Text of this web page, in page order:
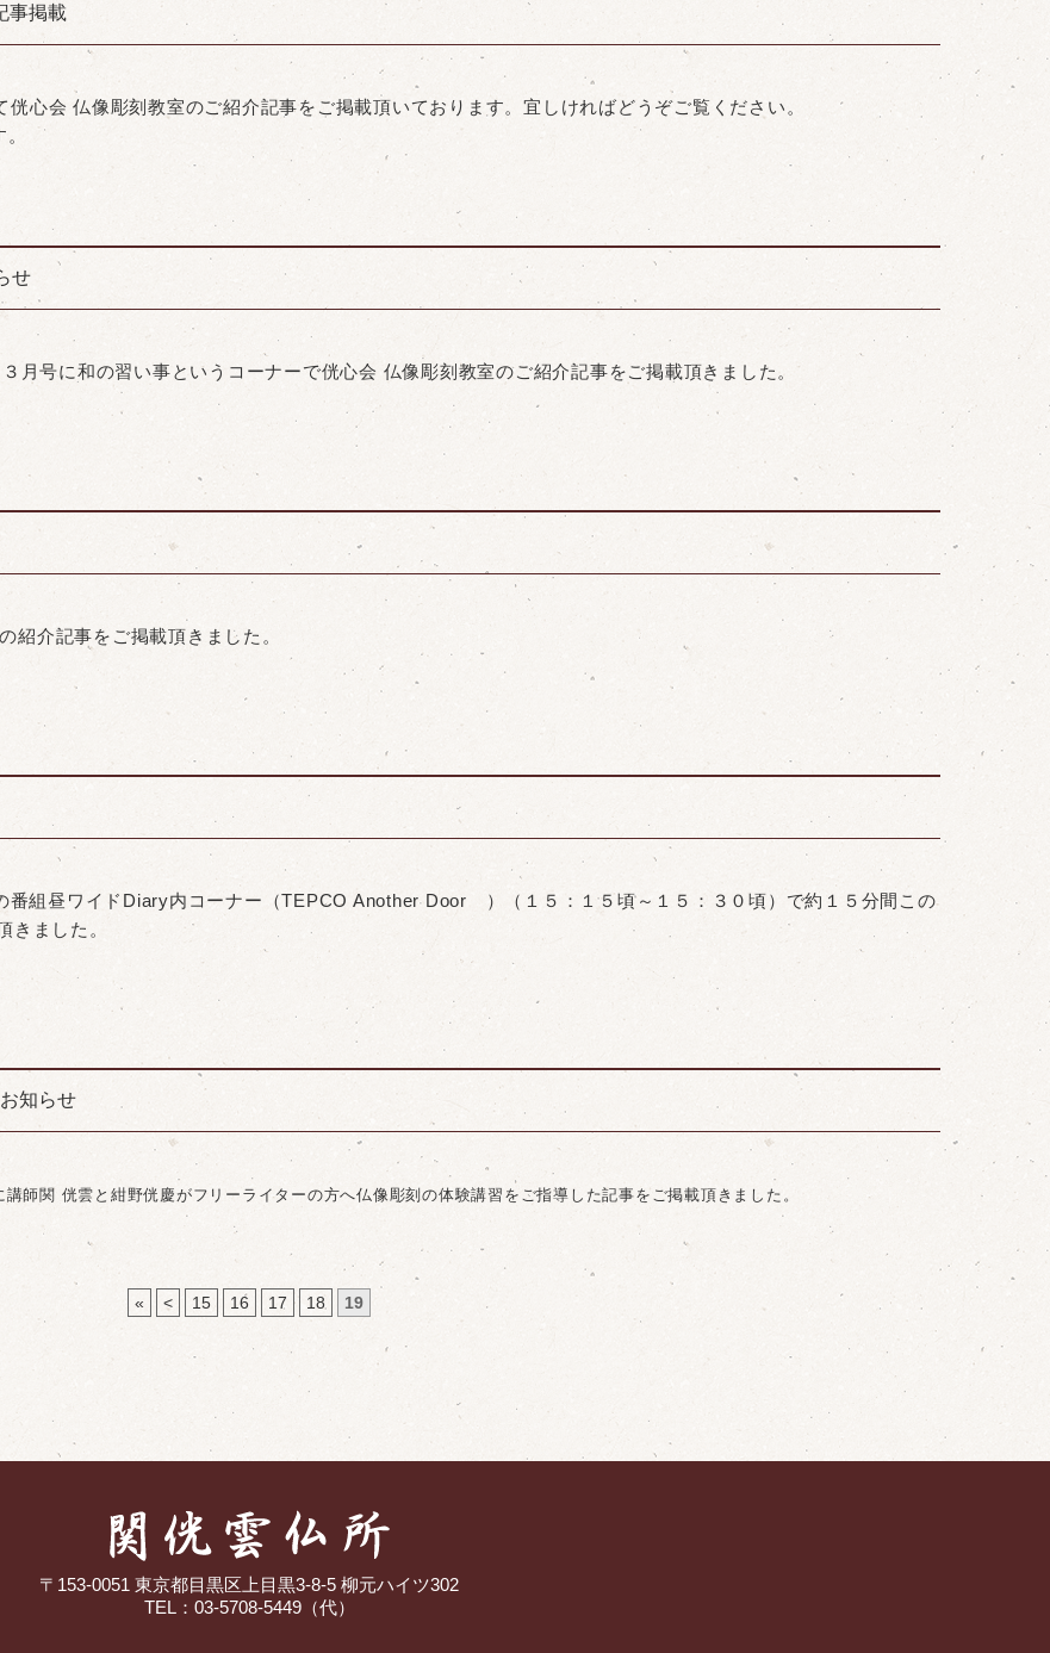
事掲載
心会 仏像彫刻教室のご紹介記事をご掲載頂いております。宜しければどうぞご覧ください。
せ
月号に和の習い事というコーナーで侊心会 仏像彫刻教室のご紹介記事をご掲載頂きました。
紹介記事をご掲載頂きました。
組昼ワイドDiary内コーナー（TEPCO Another Door ）（１５：１５頃～１５：３０頃）で約１５分間この
きました。
知らせ
師関 侊雲と紺野侊慶がフリーライターの方へ仏像彫刻の体験講習をご指導した記事をご掲載頂きました。
« < 15 16 17 18 19
〒153-0051 東京都目黒区上目黒3-8-5 柳元ハイツ302
TEL：03-5708-5449（代）